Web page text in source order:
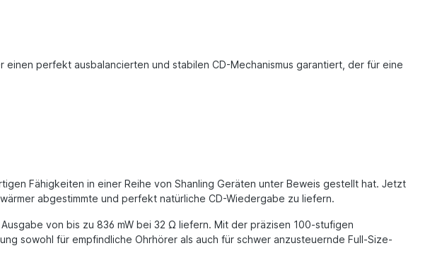
perfekt ausbalancierten und stabilen CD-Mechanismus garantiert, der für eine
Fähigkeiten in einer Reihe von Shanling Geräten unter Beweis gestellt hat. Jetzt
abgestimmte und perfekt natürliche CD-Wiedergabe zu liefern.
von bis zu 836 mW bei 32 Ω liefern. Mit der präzisen 100-stufigen
sowohl für empfindliche Ohrhörer als auch für schwer anzusteuernde Full-Size-